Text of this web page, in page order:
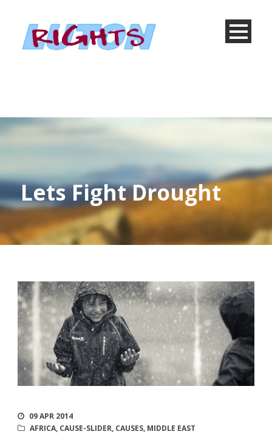
Lets Fight Drought
09 APR 2014
AFRICA, CAUSE-SLIDER, CAUSES, MIDDLE EAST